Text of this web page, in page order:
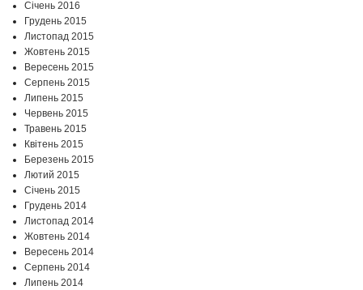
Січень 2016
Грудень 2015
Листопад 2015
Жовтень 2015
Вересень 2015
Серпень 2015
Липень 2015
Червень 2015
Травень 2015
Квітень 2015
Березень 2015
Лютий 2015
Січень 2015
Грудень 2014
Листопад 2014
Жовтень 2014
Вересень 2014
Серпень 2014
Липень 2014